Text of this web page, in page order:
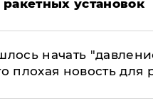
установок
начать
плохая новость для